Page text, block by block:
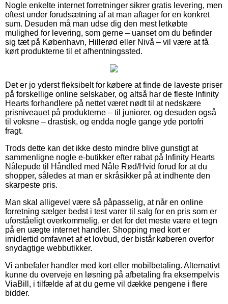
Nogle enkelte internet forretninger sikrer gratis levering, men
oftest under forudsætning af at man aftager for en konkret
sum. Desuden må man udse dig den mest letkøbte
mulighed for levering, som gerne – uanset om du befinder
sig tæt på København, Hillerød eller Nivå – vil være at få
kørt produkterne til et afhentningssted.
Det er jo yderst fleksibelt for købere at finde de laveste priser
på forskellige online selskaber, og altså har de fleste Infinity
Hearts forhandlere på nettet været nødt til at nedskære
prisniveauet på produkterne – til juniorer, og desuden også
til voksne – drastisk, og endda nogle gange yde portofri
fragt.
Trods dette kan det ikke desto mindre blive gunstigt at
sammenligne nogle e-butikker efter rabat på Infinity Hearts
Nålepude til Håndled med Nåle Rød/Hvid forud for at du
shopper, således at man er skråsikker på at indhente den
skarpeste pris.
Man skal alligevel være så påpasselig, at når en online
forretning sælger bedst i test varer til salg for en pris som er
uforståeligt overkommelig, er det for det meste være et tegn
på en uægte internet handler. Shopping med kort er
imidlertid omfavnet af et lovbud, der bistår køberen overfor
snydagtige webbutikker.
Vi anbefaler handler med kort eller mobilbetaling. Alternativt
kunne du overveje en løsning på afbetaling fra eksempelvis
ViaBill, i tilfælde af at du gerne vil dække pengene i flere
bidder.